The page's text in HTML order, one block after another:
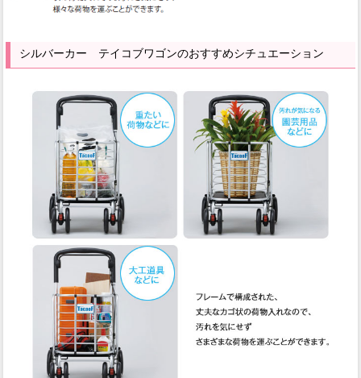
シルバーカー テイコブワゴンのおすすめシチュエーション